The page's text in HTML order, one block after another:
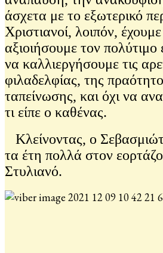
άσχετα με το εξωτερικό
Χριστιανοί, λοιπόν,
αξιοιήσουμε τον πολύτιμο
να καλλιεργήσουμε τις
φιλαδελφίας, της
ταπείνωσης, και όχι να
τι είπε ο καθένας.
Κλείνοντας, ο
τα έτη πολλά στον
Στυλιανό.